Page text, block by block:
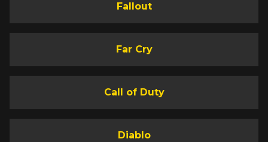
Fallout
Far Cry
Call of Duty
Diablo